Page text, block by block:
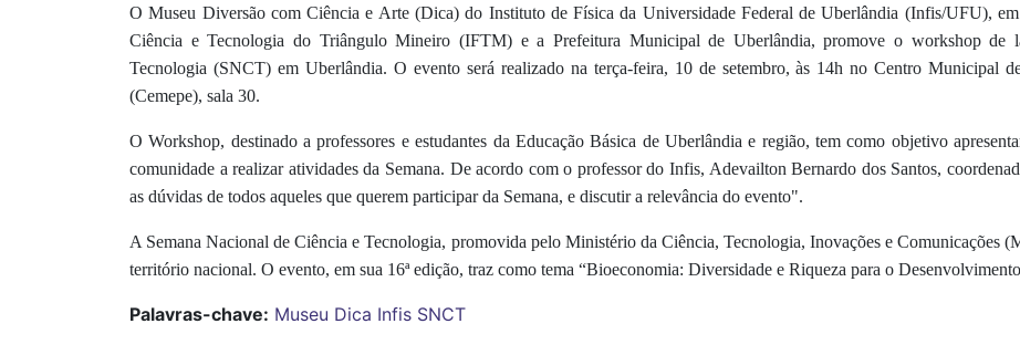
O Museu Diversão com Ciência e Arte (Dica) do Instituto de Física da Universidade Federal de Uberlândia (Infis/UFU),
Ciência e Tecnologia do Triângulo Mineiro (IFTM) e a Prefeitura Municipal de Uberlândia, promove o workshop de
Tecnologia (SNCT) em Uberlândia. O evento será realizado naterça-feira, 10 de setembro, às 14hno Centro Municipal
(Cemepe), sala 30.
O Workshop, destinado a professores e estudantes da Educação Básica de Uberlândia e região, tem como objetivo
comunidade a realizar atividades da Semana. De acordo com o professor do Infis, Adevailton Bernardo dos Santos,
as dúvidas de todos aqueles que querem participar da Semana, e discutir a relevância do evento".
A Semana Nacional de Ciência e Tecnologia, promovida pelo Ministério da Ciência, Tecnologia, Inovações e Comunicações
território nacional. O evento, em sua 16ª edição, traz como tema “Bioeconomia: Diversidade e Riqueza para o
Palavras-chave: Museu Dica Infis SNCT